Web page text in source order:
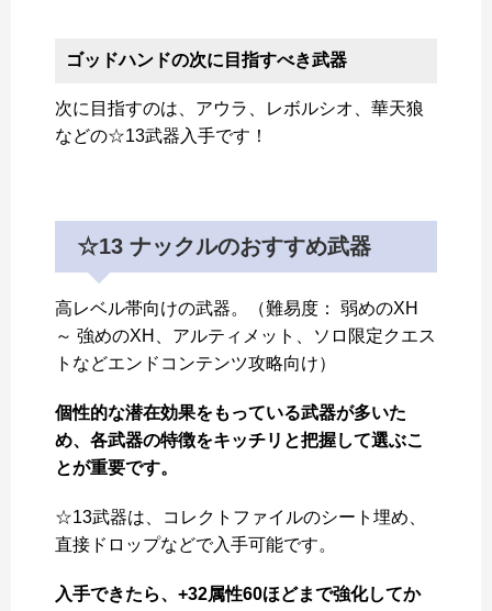
ゴッドハンドの次に目指すべき武器
次に目指すのは、アウラ、レボルシオ、華天狼
などの☆13武器入手です！
☆13 ナックルのおすすめ武器
高レベル帯向けの武器。（難易度： 弱めのXH
～ 強めのXH、アルティメット、ソロ限定クエス
トなどエンドコンテンツ攻略向け）
個性的な潜在効果をもっている武器が多いた
め、各武器の特徴をキッチリと把握して選ぶこ
とが重要です。
☆13武器は、コレクトファイルのシート埋め、
直接ドロップなどで入手可能です。
入手できたら、+32属性60ほどまで強化してか